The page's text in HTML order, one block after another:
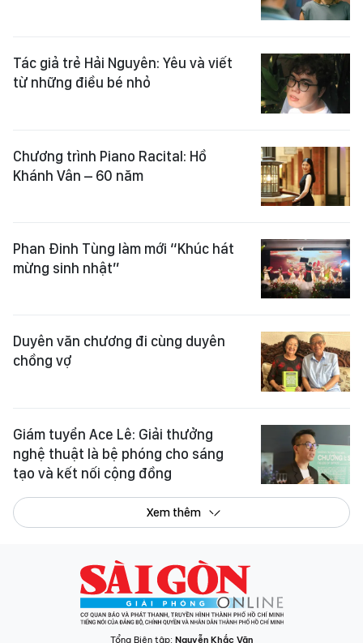
Tác giả trẻ Hải Nguyên: Yêu và viết
từ những điều bé nhỏ
Chương trình Piano Racital: Hồ
Khánh Vân – 60 năm
Phan Đinh Tùng làm mới “Khúc hát
mừng sinh nhật”
Duyên văn chương đi cùng duyên
chồng vợ
Giám tuyển Ace Lê: Giải thưởng
nghệ thuật là bệ phóng cho sáng
tạo và kết nối cộng đồng
Xem thêm
Tổng Biên tập: Nguyễn Khắc Văn